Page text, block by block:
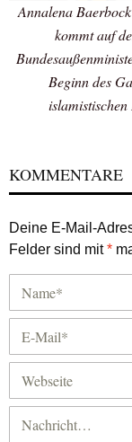
Annalena
kommt auf
Beginn des
KOMMENTARE
Deine E-Mail-
Felder sind mit*